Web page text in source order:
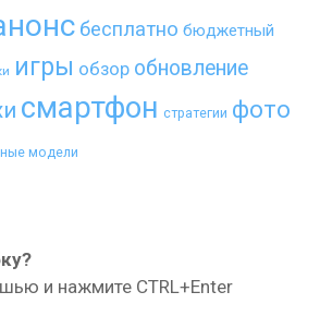
бесплатно бюджетный
игры обзор обновление
смартфон стратегии фото
модели
и нажмите CTRL+Enter